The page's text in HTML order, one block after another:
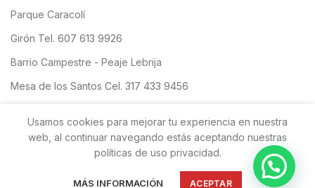
Parque Caracolí
Girón Tel. 607 613 9926
Barrio Campestre - Peaje Lebrija
Mesa de los Santos Cel. 317 433 9456
| Todos los derechos
reservados. Desarrollado por:
IDEA DIRECTA SAS Aliado de:MPW
Usamos cookies para mejorar tu experiencia en nuestra
web, al continuar navegando estás aceptando nuestras
políticas de uso privacidad.
MÁS INFORMACIÓN ACEPTAR